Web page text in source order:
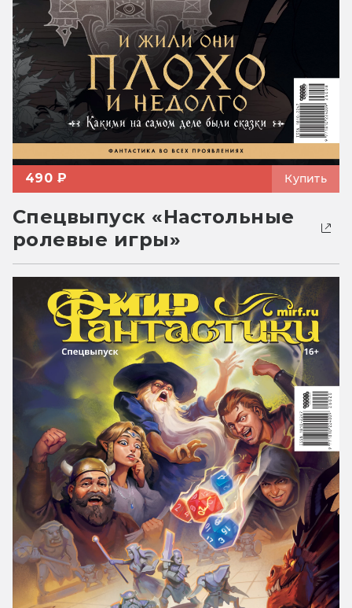
490 ₽ Купить
Спецвыпуск «Настольные
ролевые игры»